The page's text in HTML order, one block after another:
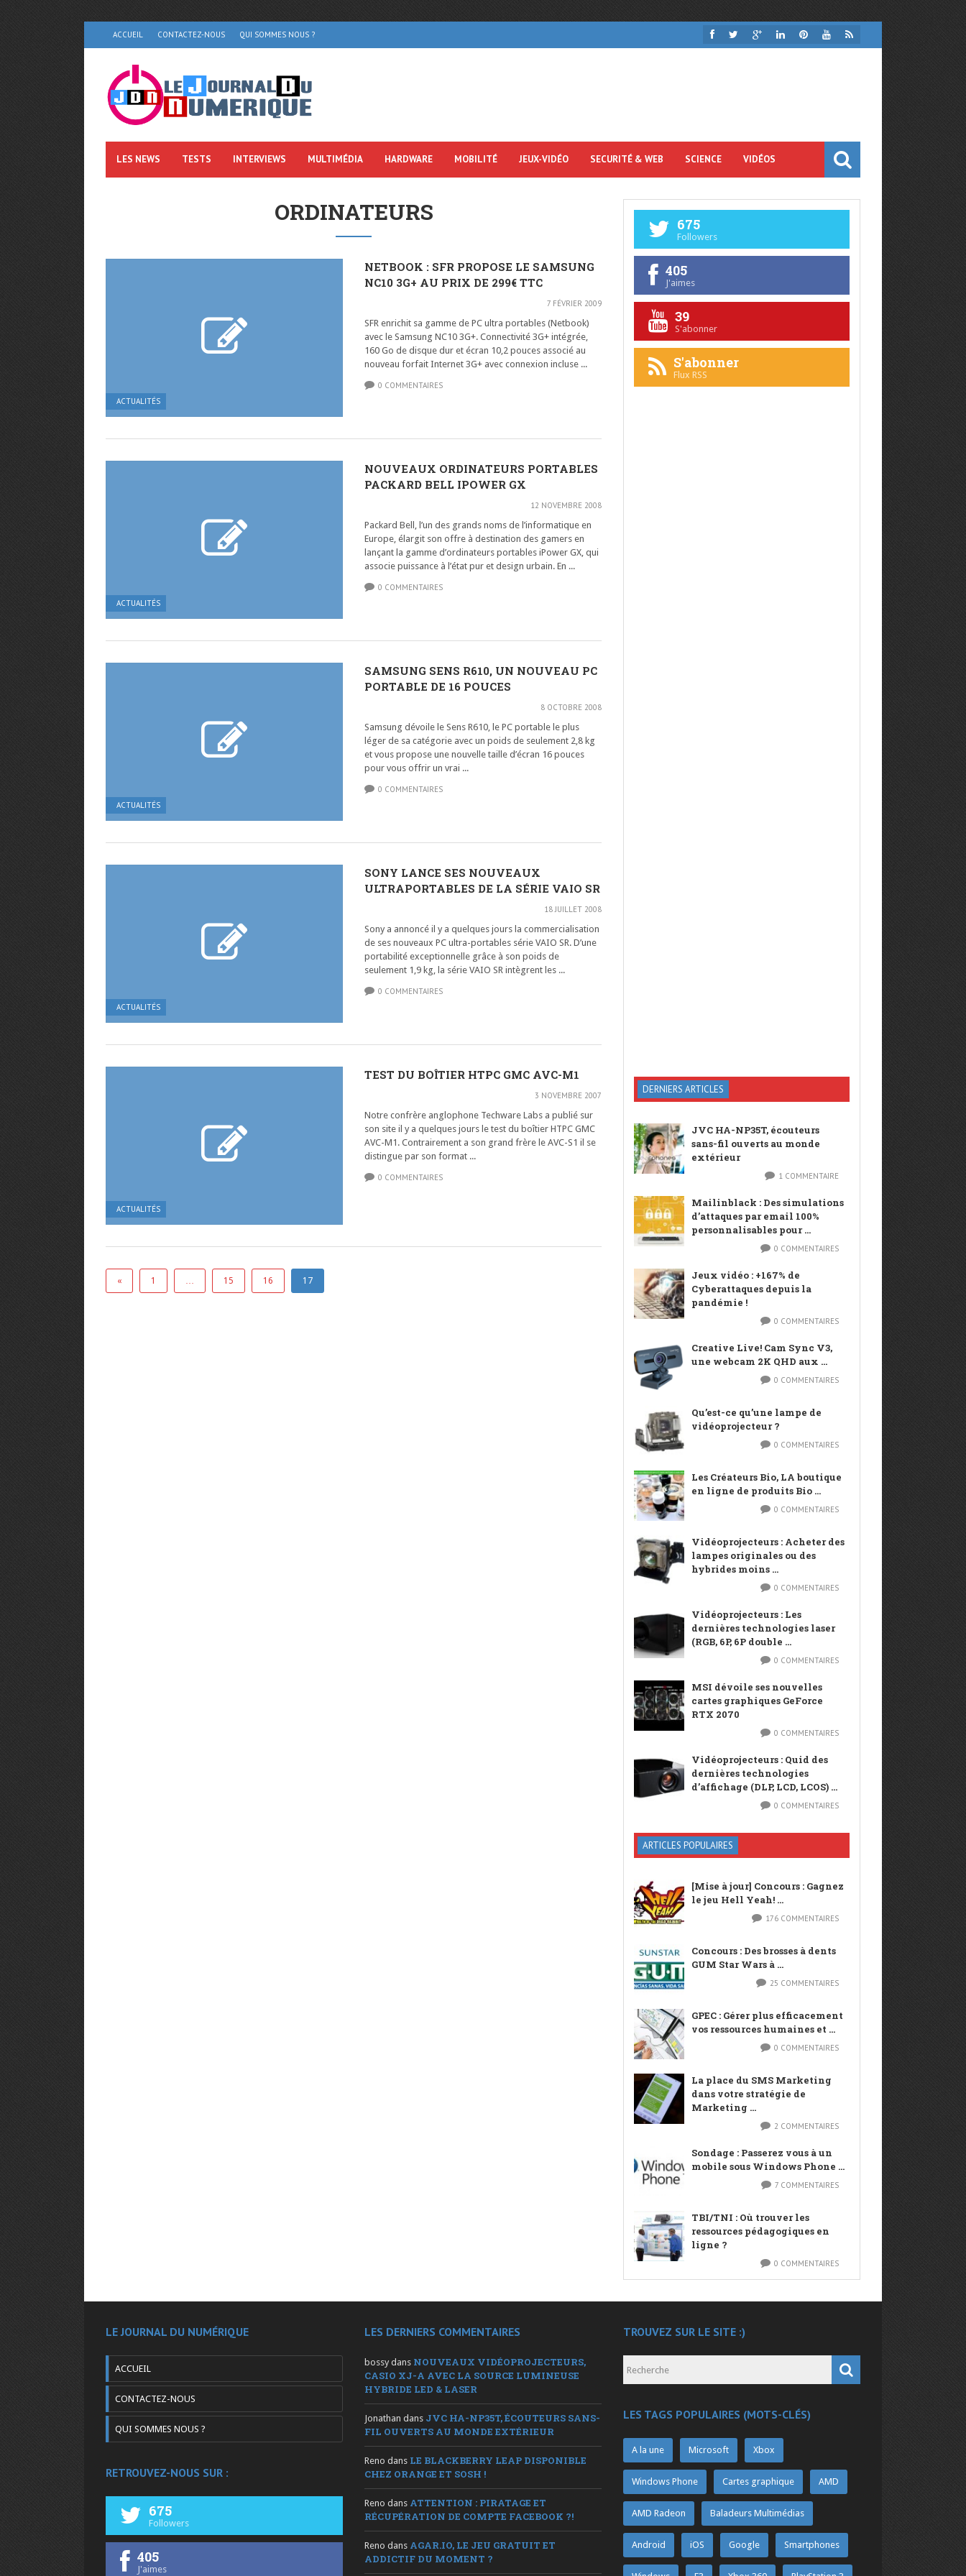
ACCUEIL CONTACTEZ-NOUS QUI SOMMES NOUS ?
LES NEWS TESTS INTERVIEWS MULTIMÉDIA HARDWARE MOBILITÉ JEUX-VIDÉO SECURITÉ & WEB SCIENCE VIDÉOS
ORDINATEURS
ACTUALITÉS
NETBOOK : SFR PROPOSE LE SAMSUNG
NC10 3G+ AU PRIX DE 299€ TTC
7 FÉVRIER 2009
SFR enrichit sa gamme de PC ultra portables (Netbook)
avec le Samsung NC10 3G+. Connectivité 3G+ intégrée,
160 Go de disque dur et écran 10,2 pouces associé au
nouveau forfait Internet 3G+ avec connexion incluse ...
0 COMMENTAIRES
ACTUALITÉS
NOUVEAUX ORDINATEURS PORTABLES
PACKARD BELL IPOWER GX
12 NOVEMBRE 2008
Packard Bell, l’un des grands noms de l’informatique en
Europe, élargit son offre à destination des gamers en
lançant la gamme d’ordinateurs portables iPower GX, qui
associe puissance à l’état pur et design urbain. En ...
0 COMMENTAIRES
ACTUALITÉS
SAMSUNG SENS R610, UN NOUVEAU PC
PORTABLE DE 16 POUCES
8 OCTOBRE 2008
Samsung dévoile le Sens R610, le PC portable le plus
léger de sa catégorie avec un poids de seulement 2,8 kg
et vous propose une nouvelle taille d’écran 16 pouces
pour vous offrir un vrai ...
0 COMMENTAIRES
ACTUALITÉS
SONY LANCE SES NOUVEAUX
ULTRAPORTABLES DE LA SÉRIE VAIO SR
18 JUILLET 2008
Sony a annoncé il y a quelques jours la commercialisation
de ses nouveaux PC ultra-portables série VAIO SR. D’une
portabilité exceptionnelle grâce à son poids de
seulement 1,9 kg, la série VAIO SR intègrent les ...
0 COMMENTAIRES
ACTUALITÉS
TEST DU BOÎTIER HTPC GMC AVC-M1
3 NOVEMBRE 2007
Notre confrère anglophone Techware Labs a publié sur
son site il y a quelques jours le test du boîtier HTPC GMC
AVC-M1. Contrairement a son grand frère le AVC-S1 il se
distingue par son format ...
0 COMMENTAIRES
« 1 … 15 16 17
675
Followers
405
J'aimes
39
S'abonner
S'abonner
Flux RSS
DERNIERS ARTICLES
JVC HA-NP35T, écouteurs
sans-fil ouverts au monde
extérieur
1 COMMENTAIRE
Mailinblack : Des simulations
d’attaques par email 100%
personnalisables pour ...
0 COMMENTAIRES
Jeux vidéo : +167% de
Cyberattaques depuis la
pandémie !
0 COMMENTAIRES
Creative Live! Cam Sync V3,
une webcam 2K QHD aux ...
0 COMMENTAIRES
Qu’est-ce qu’une lampe de
vidéoprojecteur ?
0 COMMENTAIRES
Les Créateurs Bio, LA boutique
en ligne de produits Bio ...
0 COMMENTAIRES
Vidéoprojecteurs : Acheter des
lampes originales ou des
hybrides moins ...
0 COMMENTAIRES
Vidéoprojecteurs : Les
dernières technologies laser
(RGB, 6P, 6P double ...
0 COMMENTAIRES
MSI dévoile ses nouvelles
cartes graphiques GeForce
RTX 2070
0 COMMENTAIRES
Vidéoprojecteurs : Quid des
dernières technologies
d’affichage (DLP, LCD, LCOS) ...
0 COMMENTAIRES
ARTICLES POPULAIRES
[Mise à jour] Concours : Gagnez
le jeu Hell Yeah! ...
176 COMMENTAIRES
Concours : Des brosses à dents
GUM Star Wars à ...
25 COMMENTAIRES
GPEC : Gérer plus efficacement
vos ressources humaines et ...
0 COMMENTAIRES
La place du SMS Marketing
dans votre stratégie de
Marketing ...
2 COMMENTAIRES
Sondage : Passerez vous à un
mobile sous Windows Phone ...
7 COMMENTAIRES
TBI/TNI : Où trouver les
ressources pédagogiques en
ligne ?
0 COMMENTAIRES
LE JOURNAL DU NUMÉRIQUE
ACCUEIL
CONTACTEZ-NOUS
QUI SOMMES NOUS ?
RETROUVEZ-NOUS SUR :
675
Followers
405
J'aimes
LES DERNIERS COMMENTAIRES
bossy dans NOUVEAUX VIDÉOPROJECTEURS,
CASIO XJ-A AVEC LA SOURCE LUMINEUSE
HYBRIDE LED & LASER
Jonathan dans JVC HA-NP35T, ÉCOUTEURS SANS-
FIL OUVERTS AU MONDE EXTÉRIEUR
Reno dans LE BLACKBERRY LEAP DISPONIBLE
CHEZ ORANGE ET SOSH !
Reno dans ATTENTION : PIRATAGE ET
RÉCUPÉRATION DE COMPTE FACEBOOK ?!
Reno dans AGAR.IO, LE JEU GRATUIT ET
ADDICTIF DU MOMENT ?
TROUVEZ SUR LE SITE :)
LES TAGS POPULAIRES (MOTS-CLÉS)
A la une Microsoft Xbox
Windows Phone Cartes graphique AMD
AMD Radeon Baladeurs Multimédias
Android iOS Google Smartphones